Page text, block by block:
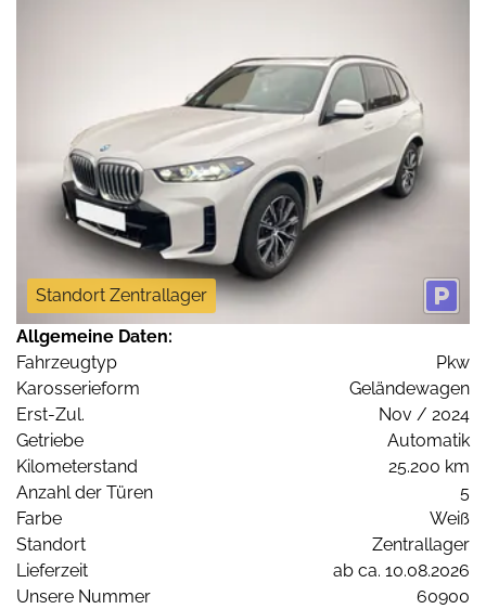
Standort Zentrallager
Allgemeine Daten:
Fahrzeugtyp
Pkw
Karosserieform
Geländewagen
Erst-Zul.
Nov / 2024
Getriebe
Automatik
Kilometerstand
25.200 km
Anzahl der Türen
5
Farbe
Weiß
Standort
Zentrallager
Lieferzeit
ab ca. 10.08.2026
Unsere Nummer
60900